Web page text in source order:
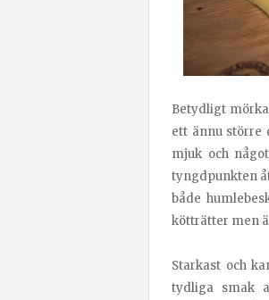
Betydligt
ett ännu större
mjuk och
tyngdpunkten
både
kötträtter men
Starkast och
tydliga smak